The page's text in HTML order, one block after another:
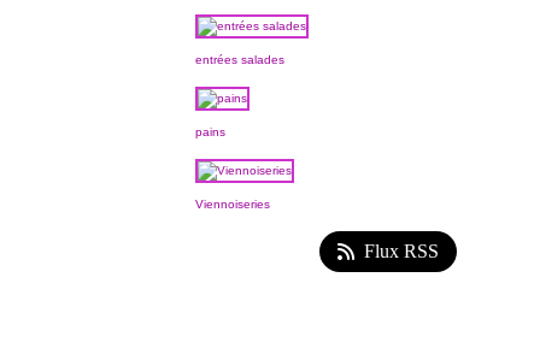
entrées salades
pains
Viennoiseries
Flux RSS